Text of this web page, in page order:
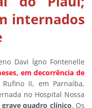
internados
Davi Ígno Fontenelle
em decorrência de
II, em Parnaíba,
no Hospital Nossa
quadro clínico. Os